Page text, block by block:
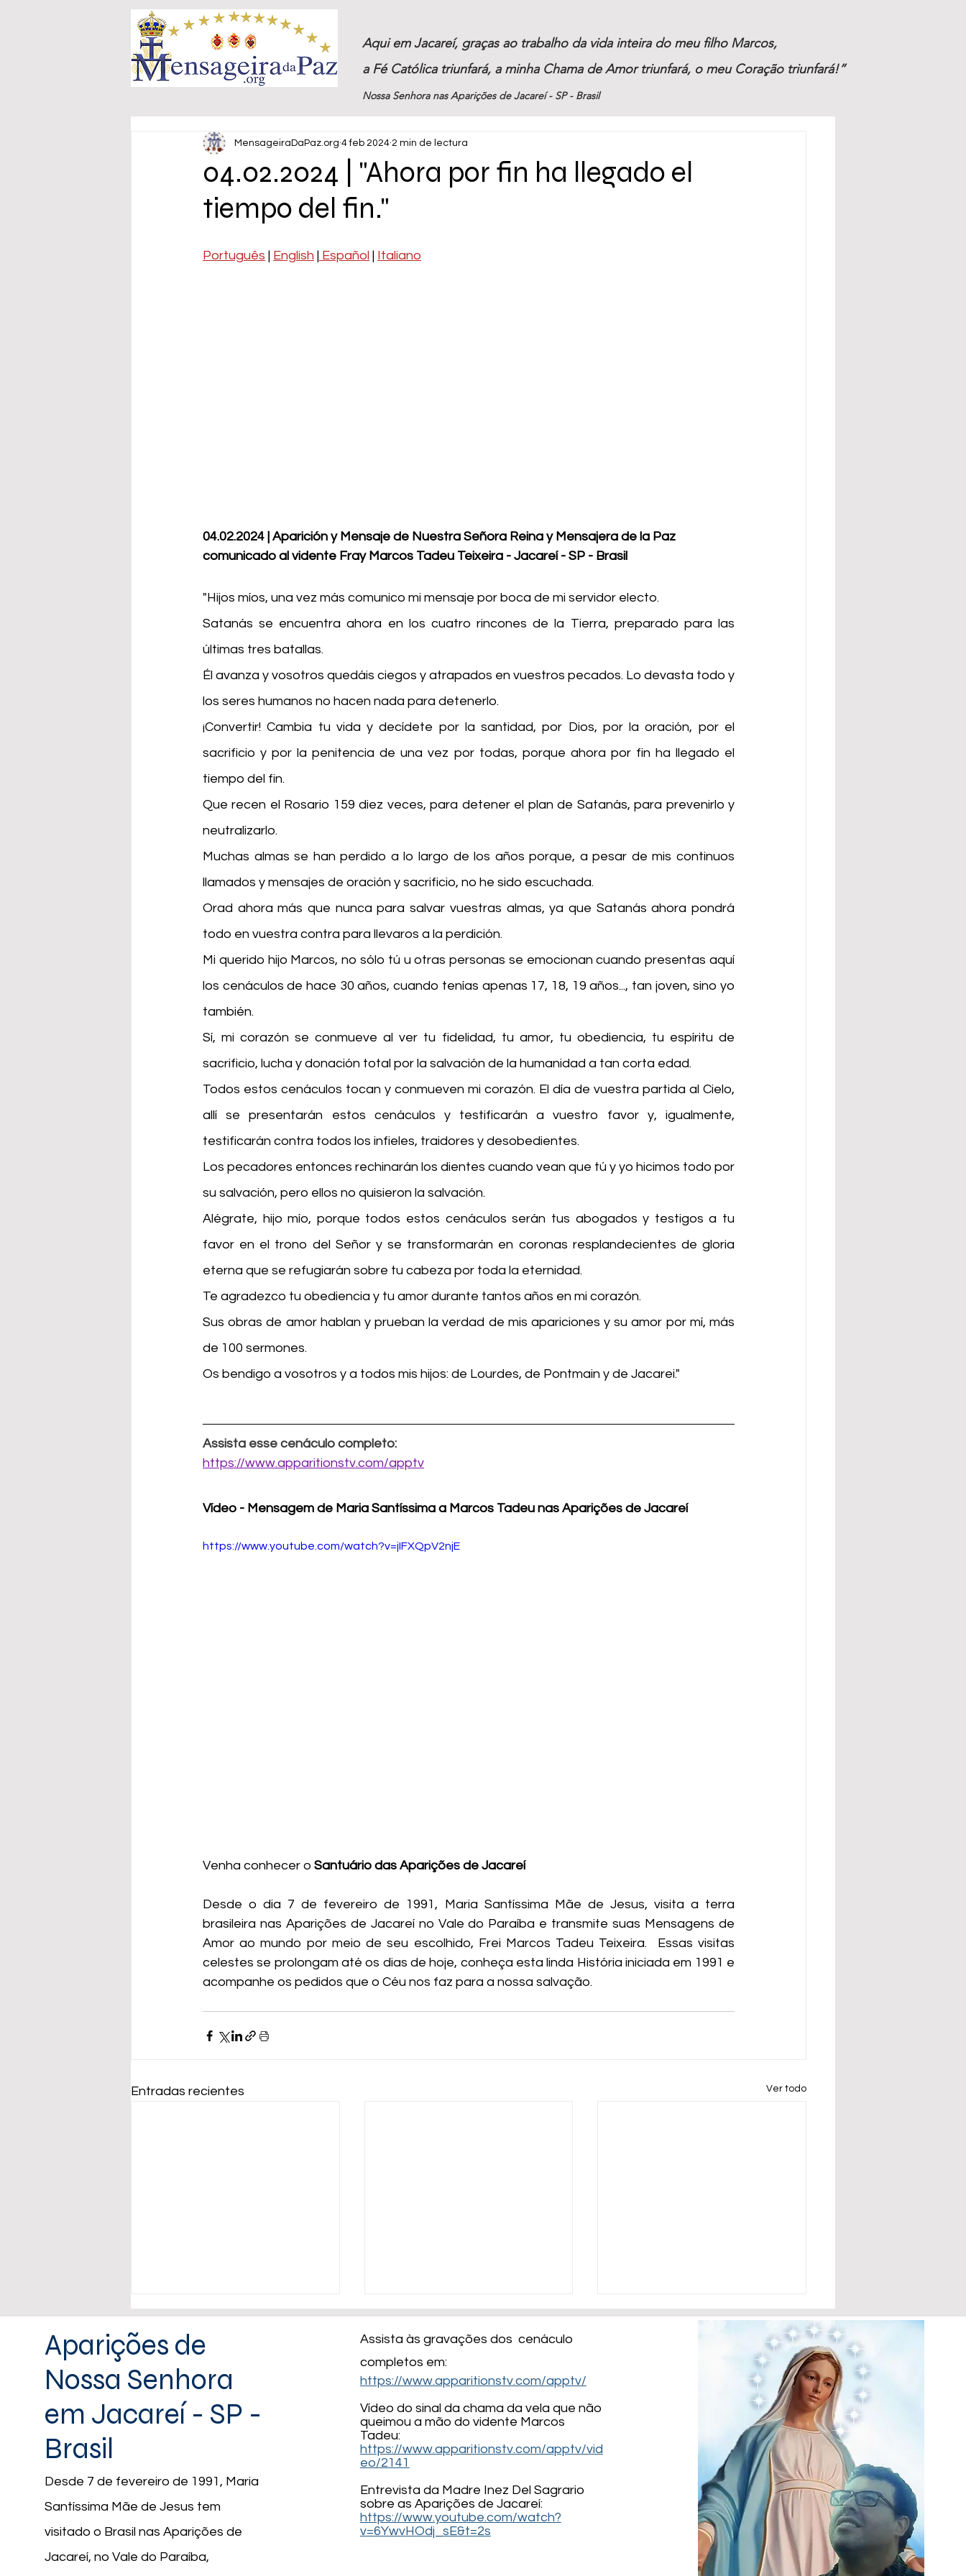
Aqui em Jacareí, graças ao trabalho da vida inteira do meu filho Marcos,
a Fé Católica triunfará, a minha Chama de Amor triunfará, o meu Coração triunfará!”
Nossa Senhora nas Aparições de Jacareí - SP - Brasil
04.02.2024 | "Ahora por fin ha llegado el
tiempo del fin."
MensageiraDaPaz.org 4 feb 2024 2 min de lectura
Português | English | Español | Italiano
04.02.2024 | Aparición y Mensaje de Nuestra Señora Reina y Mensajera de la Paz
comunicado al vidente Fray Marcos Tadeu Teixeira - Jacareí - SP - Brasil
"Hijos míos, una vez más comunico mi mensaje por boca de mi servidor electo.
Satanás se encuentra ahora en los cuatro rincones de la Tierra, preparado para las
últimas tres batallas.
Él avanza y vosotros quedáis ciegos y atrapados en vuestros pecados. Lo devasta todo y
los seres humanos no hacen nada para detenerlo.
¡Convertir! Cambia tu vida y decídete por la santidad, por Dios, por la oración, por el
sacrificio y por la penitencia de una vez por todas, porque ahora por fin ha llegado el
tiempo del fin.
Que recen el Rosario 159 diez veces, para detener el plan de Satanás, para prevenirlo y
neutralizarlo.
Muchas almas se han perdido a lo largo de los años porque, a pesar de mis continuos
llamados y mensajes de oración y sacrificio, no he sido escuchada.
Orad ahora más que nunca para salvar vuestras almas, ya que Satanás ahora pondrá
todo en vuestra contra para llevaros a la perdición.
Mi querido hijo Marcos, no sólo tú u otras personas se emocionan cuando presentas aquí
los cenáculos de hace 30 años, cuando tenías apenas 17, 18, 19 años..., tan joven, sino yo
también.
Sí, mi corazón se conmueve al ver tu fidelidad, tu amor, tu obediencia, tu espíritu de
sacrificio, lucha y donación total por la salvación de la humanidad a tan corta edad.
Todos estos cenáculos tocan y conmueven mi corazón. El día de vuestra partida al Cielo,
allí se presentarán estos cenáculos y testificarán a vuestro favor y, igualmente,
testificarán contra todos los infieles, traidores y desobedientes.
Los pecadores entonces rechinarán los dientes cuando vean que tú y yo hicimos todo por
su salvación, pero ellos no quisieron la salvación.
Alégrate, hijo mío, porque todos estos cenáculos serán tus abogados y testigos a tu
favor en el trono del Señor y se transformarán en coronas resplandecientes de gloria
eterna que se refugiarán sobre tu cabeza por toda la eternidad.
Te agradezco tu obediencia y tu amor durante tantos años en mi corazón.
Sus obras de amor hablan y prueban la verdad de mis apariciones y su amor por mí, más
de 100 sermones.
Os bendigo a vosotros y a todos mis hijos: de Lourdes, de Pontmain y de Jacarei."
Assista esse cenáculo completo:
https://www.apparitionstv.com/apptv
Vídeo - Mensagem de Maria Santíssima a Marcos Tadeu nas Aparições de Jacareí
https://www.youtube.com/watch?v=jIFXQpV2njE
Venha conhecer o Santuário das Aparições de Jacareí
Desde o dia 7 de fevereiro de 1991, Maria Santíssima Mãe de Jesus, visita a terra
brasileira nas Aparições de Jacareí no Vale do Paraíba e transmite suas Mensagens de
Amor ao mundo por meio de seu escolhido, Frei Marcos Tadeu Teixeira.  Essas visitas
celestes se prolongam até os dias de hoje, conheça esta linda História iniciada em 1991 e
acompanhe os pedidos que o Céu nos faz para a nossa salvação.
Entradas recientes Ver todo
19.11.2023 - Mensaje de la
Virgen María y de San Jose
15.11.2023 - Mensaje de la
Aparições de
Nossa Senhora
em Jacareí - SP -
Brasil
Desde 7 de fevereiro de 1991, Maria
Santíssima Mãe de Jesus tem
visitado o Brasil nas Aparições de
Jacareí, no Vale do Paraíba,
​Assista às gravações dos cenáculo
completos em:
https://www.apparitionstv.com/apptv/
Vídeo do sinal da chama da vela que não
queimou a mão do vidente Marcos
Tadeu:
https://www.apparitionstv.com/apptv/vid
eo/2141
Entrevista da Madre Inez Del Sagrario
sobre as Aparições de Jacareí:
https://www.youtube.com/watch?
v=6YwvHOdj_sE&t=2s